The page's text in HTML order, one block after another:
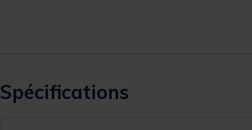
Spécifications